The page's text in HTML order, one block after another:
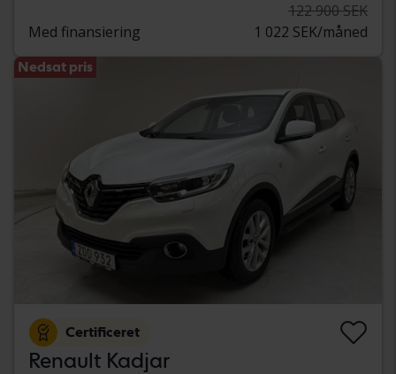
122 900 SEK
Med finansiering
1 022 SEK/måned
Nedsat pris
Certificeret
Renault Kadjar